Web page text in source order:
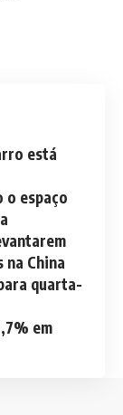
está
o espaço
na China
quarta-
em